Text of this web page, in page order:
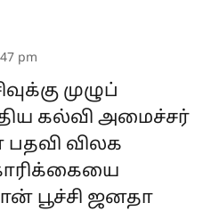
pm
முழுப்
கல்வி அமைச்சர்
பதவி விலக
பூச்சி ஜனதா